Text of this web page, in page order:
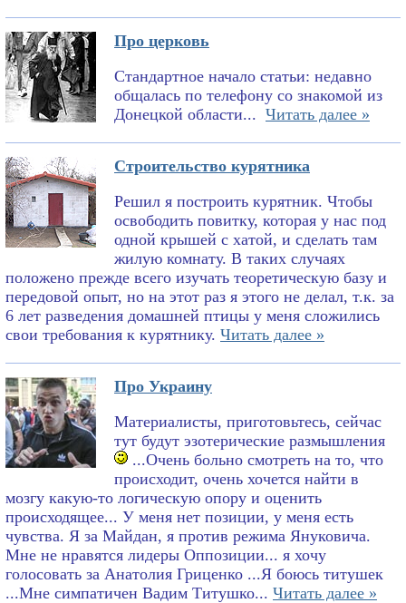
Про церковь
Стандартное начало статьи: недавно
общалась по телефону со знакомой из
Донецкой области... Читать далее »
Строительство курятника
Решил я построить курятник. Чтобы
освободить повитку, которая у нас под
одной крышей с хатой, и сделать там
жилую комнату. В таких случаях
положено прежде всего изучать теоретическую базу и
передовой опыт, но на этот раз я этого не делал, т.к. за
6 лет разведения домашней птицы у меня сложились
свои требования к курятнику. Читать далее »
Про Украину
Материалисты, приготовьтесь, сейчас
тут будут эзотерические размышления
...Очень больно смотреть на то, что
происходит, очень хочется найти в
мозгу какую-то логическую опору и оценить
происходящее... У меня нет позиции, у меня есть
чувства. Я за Майдан, я против режима Януковича.
Мне не нравятся лидеры Оппозиции... я хочу
голосовать за Анатолия Гриценко ...Я боюсь титушек
...Мне симпатичен Вадим Титушко... Читать далее »